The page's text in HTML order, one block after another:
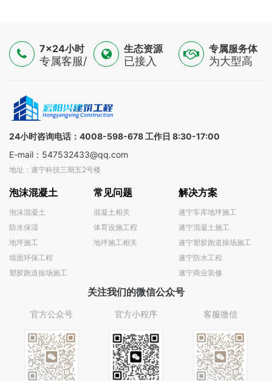
7×24小时
服务
专属客服/
三线支持
生态资源
已接入
专属服务体
验
为大型高
24小时咨询电话：4008-598-678 工作日 8:30-17:00
E-mail：547532433@qq.com
地址：遂宁科技三期五2号楼
泡沫混凝土
泡沫混凝土
防水保湿
地坪施工
墙面环保工程
塑胶跑道操场施工
常见问题
混凝土相关
体育设施工程
地坪施工相关
解决方案
遂宁车库地坪施工
遂宁混凝土施工
遂宁塑胶跑道操场施工
遂宁防水工程
遂宁商业装修
关注我们的微信公众号
官方公众号 官方小程序 客服微信